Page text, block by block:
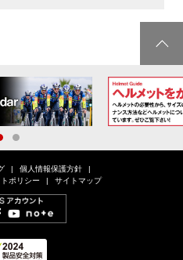
1
個人情報保護方針
ポリシー サイトマップ